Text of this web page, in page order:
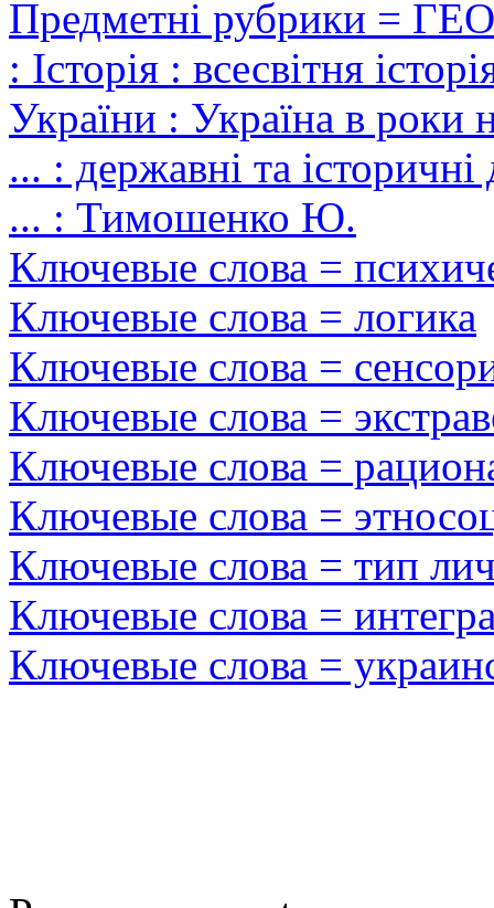
Предметні рубрики =
: Історія : всесвітня
України : Україна в роки
... : державні та
... : Тимошенко Ю.
Ключевые слова =
Ключевые слова = логика
Ключевые слова =
Ключевые слова =
Ключевые слова =
Ключевые слова =
Ключевые слова = тип
Ключевые слова =
Ключевые слова =